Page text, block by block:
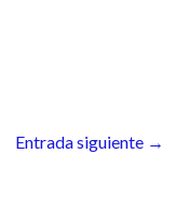
Entrada siguiente →